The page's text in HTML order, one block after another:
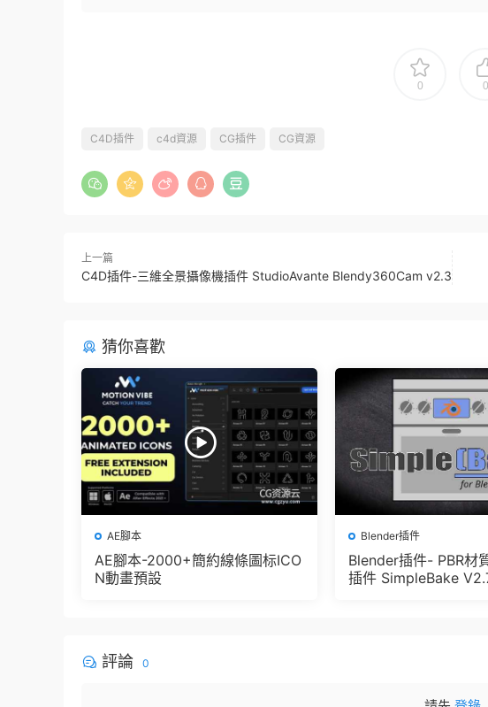
0 0
C4D插件 c4d資源 CG插件 CG資源
上一篇
C4D插件-三維全景攝像機插件 StudioAvante Blendy360Cam v2.3
猜你喜歡
AE腳本
AE腳本-2000+簡約線條圖标ICO
N動畫預設
Blender插件
Blender插件- PBR材
插件 SimpleBake
評論 0